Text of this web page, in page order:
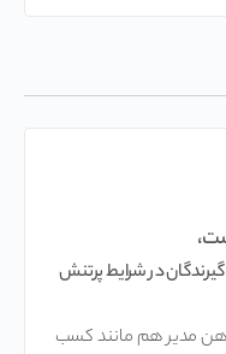
در شرایط پرتنش
مدیر هم مانند کسب